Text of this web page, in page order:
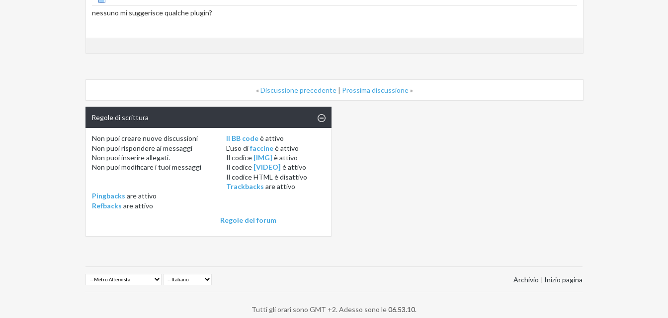
nessuno mi suggerisce qualche plugin?
«Discussione precedente | Prossima discussione»
Regole di scrittura
Non puoicreare nuove discussioni
Non puoirispondere ai messaggi
Non puoiinserire allegati.
Non puoimodificare i tuoi messaggi
Il BB codeèattivo
L'uso difaccineèattivo
Il codice [IMG] èattivo
Il codice [VIDEO] èattivo
Il codice HTML èdisattivo
Trackbacks areattivo
Pingbacks areattivo
Refbacks areattivo
Regole del forum
Archivio | Inizio pagina
Tutti gli orari sono GMT +2. Adesso sono le06.53.10.